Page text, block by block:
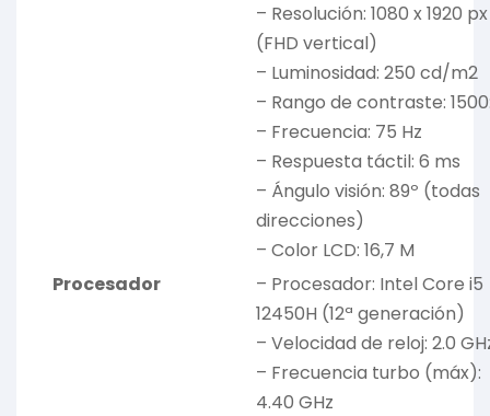
– Resolución: 1080 x 1920 px
(FHD vertical)
– Luminosidad: 250 cd/m2
– Rango de contraste:
– Frecuencia: 75 Hz
– Respuesta táctil: 6 ms
– Ángulo visión: 89º (todas
direcciones)
– Color LCD: 16,7 M
Procesador
– Procesador: Intel Core i5
12450H (12ª generación)
– Velocidad de reloj: 2.0
– Frecuencia turbo (máx):
4.40 GHz